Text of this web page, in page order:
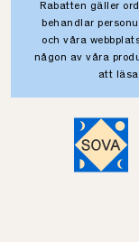
Rabatten gäller
behandlar
och våra
någon av våra
att